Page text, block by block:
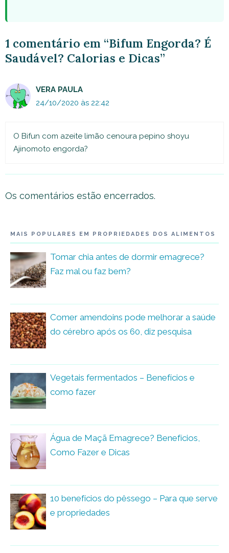
1 comentário em “Bifum Engorda? É
Saudável? Calorias e Dicas”
VERA PAULA
24/10/2020 às 22:42
O Bifun com azeite limão cenoura pepino shoyu
Ajinomoto engorda?
Os comentários estão encerrados.
MAIS POPULARES EM PROPRIEDADES DOS ALIMENTOS
Tomar chia antes de dormir emagrece?
Faz mal ou faz bem?
Comer amendoins pode melhorar a saúde
do cérebro após os 60, diz pesquisa
Vegetais fermentados – Benefícios e
como fazer
Água de Maçã Emagrece? Benefícios,
Como Fazer e Dicas
10 benefícios do pêssego – Para que serve
e propriedades